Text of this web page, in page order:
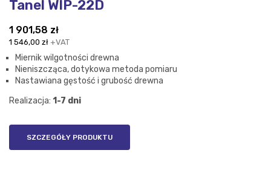
Tanel WIP-22D
1 901,58 zł
1 546,00 zł +VAT
Miernik wilgotności drewna
Nieniszcząca, dotykowa metoda pomiaru
Nastawiana gęstość i grubość drewna
Realizacja: 1-7 dni
SZCZEGÓŁY PRODUKTU